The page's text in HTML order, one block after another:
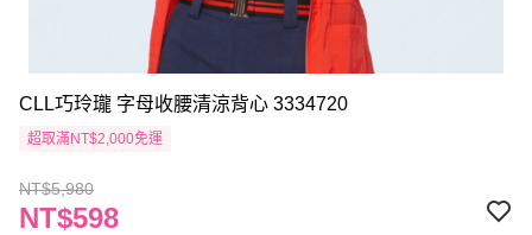
CLL巧玲瓏 字母收腰清涼背心 3334720
超取滿NT$2,000免運
NT$5,980
NT$598